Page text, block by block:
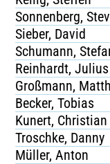
Sonnenberg,
Sieber, David
Schumann,
Reinhardt, Julius
Großmann,
Becker, Tobias
Kunert, Christian
Troschke, Danny
Müller, Anton